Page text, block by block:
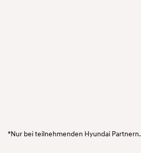
*Nur bei teilnehmenden Hyundai Partnern.